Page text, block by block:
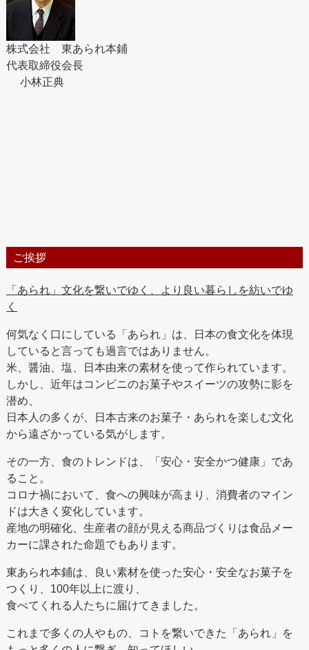
株式会社 東あられ本鋪
代表取締役会長
小林正典
ご挨拶
「あられ」文化を繋いでゆく、より良い暮らしを紡いでゆ
く
何気なく口にしている「あられ」は、日本の食文化を体現
していると言っても過言ではありません。
米、醤油、塩、日本由来の素材を使って作られています。
しかし、近年はコンビニのお菓子やスイーツの攻勢に影を
潜め、
日本人の多くが、日本古来のお菓子・あられを楽しむ文化
から遠ざかっている気がします。
その一方、食のトレンドは、「安心・安全かつ健康」であ
ること。
コロナ禍において、食への興味が高まり、消費者のマイン
ドは大きく変化しています。
産地の明確化、生産者の顔が見える商品づくりは食品メー
カーに課された命題でもあります。
東あられ本鋪は、良い素材を使った安心・安全なお菓子を
つくり、100年以上に渡り、
食べてくれる人たちに届けてきました。
これまで多くの人やもの、コトを繋いできた「あられ」を